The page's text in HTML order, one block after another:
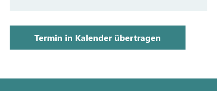
Termin in Kalender übertragen